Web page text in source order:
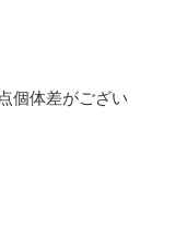
個体差がござい